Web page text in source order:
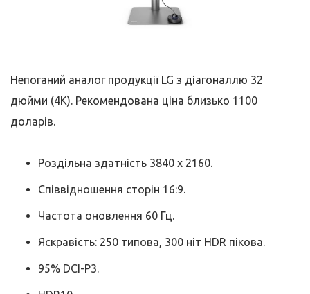
Непоганий аналог продукції LG з діагоналлю 32
дюйми (4K). Рекомендована ціна близько 1100
доларів.
Роздільна здатність 3840 x 2160.
Співвідношення сторін 16:9.
Частота оновлення 60 Гц.
Яскравість: 250 типова, 300 ніт HDR пікова.
95% DCI-P3.